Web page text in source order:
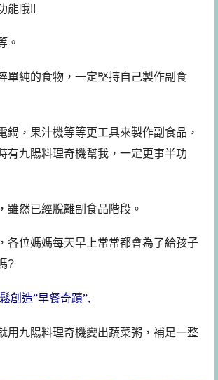
能哦!!
。
單純的食物，一定堅持自己製作副食
鍋，果汁機等等更工具來製作副食品，
有九陽料理奇機幫我，一定更事半功
雖然已經脫離副食品階段。
各位媽媽每天早上常常都會為了給孩子
?
創造”早餐奇蹟”,
用九陽料理奇機變出蔬菜粥，補足一整